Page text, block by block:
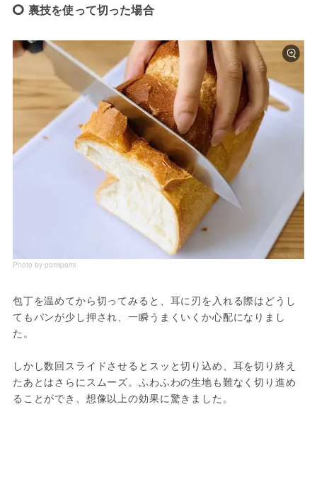
裏技を使って切った場合
Photo by pomipomi
包丁を温めてから切ってみると、耳に刃を入れる際はどうし
てもパンが少し押され、一瞬うまくいくか心配になりまし
た。
しかし数回スライドさせるとスッと切り込め、耳を切り終え
たあとはさらにスムーズ。ふわふわの生地も難なく切り進め
ることができ、想像以上の効果に驚きました。